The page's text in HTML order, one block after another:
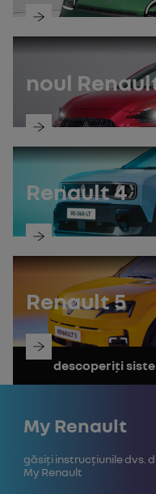
descoperiți
manualul
noul
descoperiți
manualul
Renault 4
descoperiți
manualul
Renault 5
descoperiți
manualul
descoperiți
My Renault
Găsiți instrucțiunile dvs. digitale direct în
My Renault